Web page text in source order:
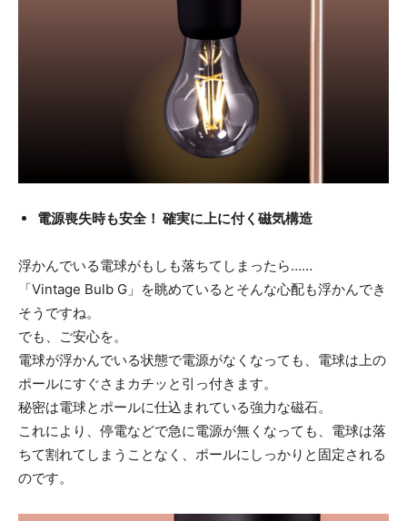
電源喪失時も安全！ 確実に上に付く磁気構造
浮かんでいる電球がもしも落ちてしまったら……
「Vintage Bulb G」を眺めているとそんな心配も浮かんでき
そうですね。
でも、ご安心を。
電球が浮かんでいる状態で電源がなくなっても、電球は上の
ポールにすぐさまカチッと引っ付きます。
秘密は電球とポールに仕込まれている強力な磁石。
これにより、停電などで急に電源が無くなっても、電球は落
ちて割れてしまうことなく、ポールにしっかりと固定される
のです。